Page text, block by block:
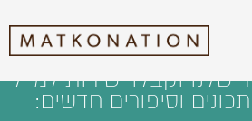
שלנו וקבלו ישירות למייל
וסיפורים חדשים: